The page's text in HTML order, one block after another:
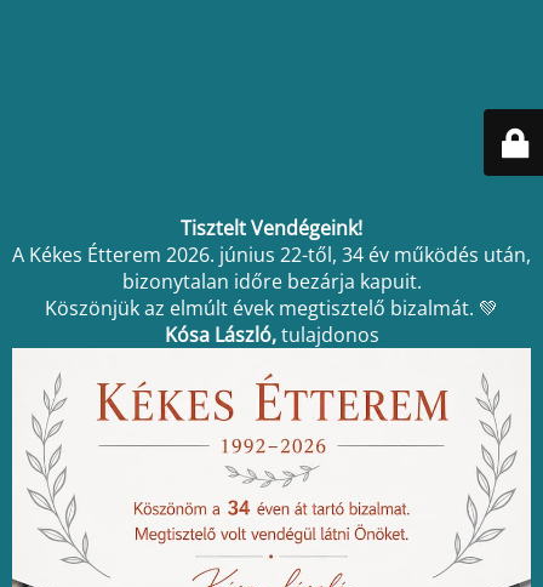
Tisztelt Vendégeink!
A Kékes Étterem 2026. június 22-től, 34 év működés után,
bizonytalan időre bezárja kapuit.
Köszönjük az elmúlt évek megtisztelő bizalmát. 💚
Kósa László,tulajdonos